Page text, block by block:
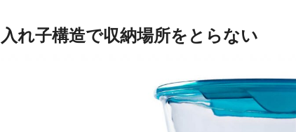
入れ子構造で収納場所をとらない